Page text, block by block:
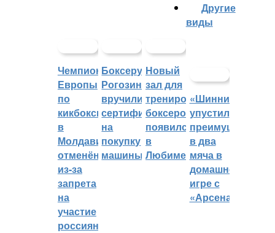
Чемпионат
Европы
по
кикбоксингу
в
Молдавии
отменён
из-за
запрета
на
участие
россиян
Боксеру
Рогозину
вручили
сертификат
на
покупку
машины
Новый
зал для
тренировок
боксеров
появился
в
Любиме
Другие
виды
«Шинник»
упустил
преимущество
в два
мяча в
домашней
игре с
«Арсеналом»